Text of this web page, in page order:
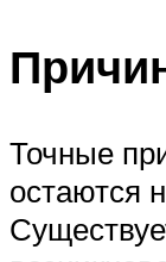
Точные
остаются